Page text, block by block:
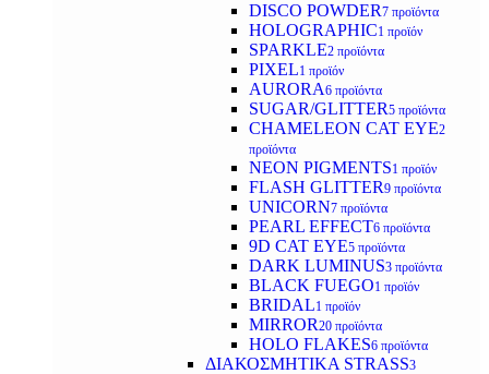
DISCO POWDER7 προϊόντα
HOLOGRAPHIC1 προϊόν
SPARKLE2 προϊόντα
PIXEL1 προϊόν
AURORA6 προϊόντα
SUGAR/GLITTER5 προϊόντα
CHAMELEON CAT EYE2
προϊόντα
NEON PIGMENTS1 προϊόν
FLASH GLITTER9 προϊόντα
UNICORN7 προϊόντα
PEARL EFFECT6 προϊόντα
9D CAT EYE5 προϊόντα
DARK LUMINUS3 προϊόντα
BLACK FUEGO1 προϊόν
BRIDAL1 προϊόν
MIRROR20 προϊόντα
HOLO FLAKES6 προϊόντα
ΔΙΑΚΟΣΜΗΤΙΚΑ STRASS3